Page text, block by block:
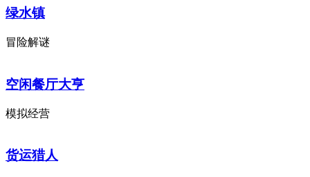
绿水镇
冒险解谜
空闲餐厅大亨
模拟经营
货运猎人